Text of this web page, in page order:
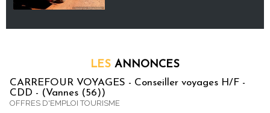
LES ANNONCES
CARREFOUR VOYAGES - Conseiller voyages H/F -
CDD - (Vannes (56))
OFFRES D'EMPLOI TOURISME